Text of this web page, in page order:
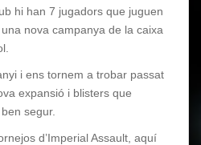
hi han 7 jugadors que juguen
una nova campanya de la caixa
i ens tornem a trobar passat
expansió i blisters que
segur.
d’Imperial Assault, aquí